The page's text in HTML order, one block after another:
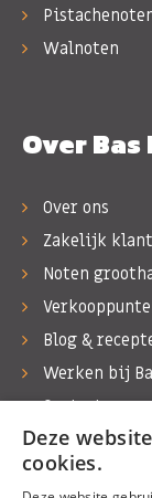
Walnoten
Over Bas
Over ons
Zakelijk
Noten
Blog &
Werken bij
Contact
Deze
cookies.